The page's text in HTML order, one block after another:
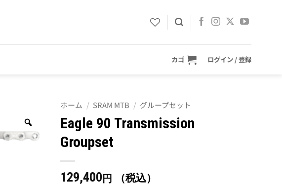
カゴ ログイン / 登録
ホーム / SRAM MTB / グループセット
Eagle 90 Transmission
Groupset
129,400 円 （税込）